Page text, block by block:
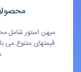
میهن استور شامل
قیمتهای متنوع می